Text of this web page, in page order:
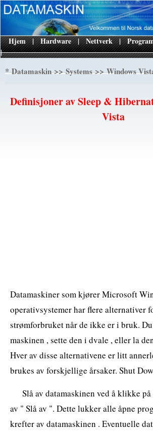
|
Hjem | Hardware | Nettverk |
*Datamaskin>>Systems>>Windows
Definisjoner av Sleep &
Vista
Datamaskiner som kjører Microsoft
operativsystemer har flere alternativer
strømforbruket når de ikke er i bruk.
maskinen , sette den i dvale , eller la
Hver av disse alternativene er litt
brukes av forskjellige årsaker. Shut
Slå av datamaskinen ved å klikke
av " Slå av ". Dette lukker alle åpne
krefter av datamaskinen . Eventuelle